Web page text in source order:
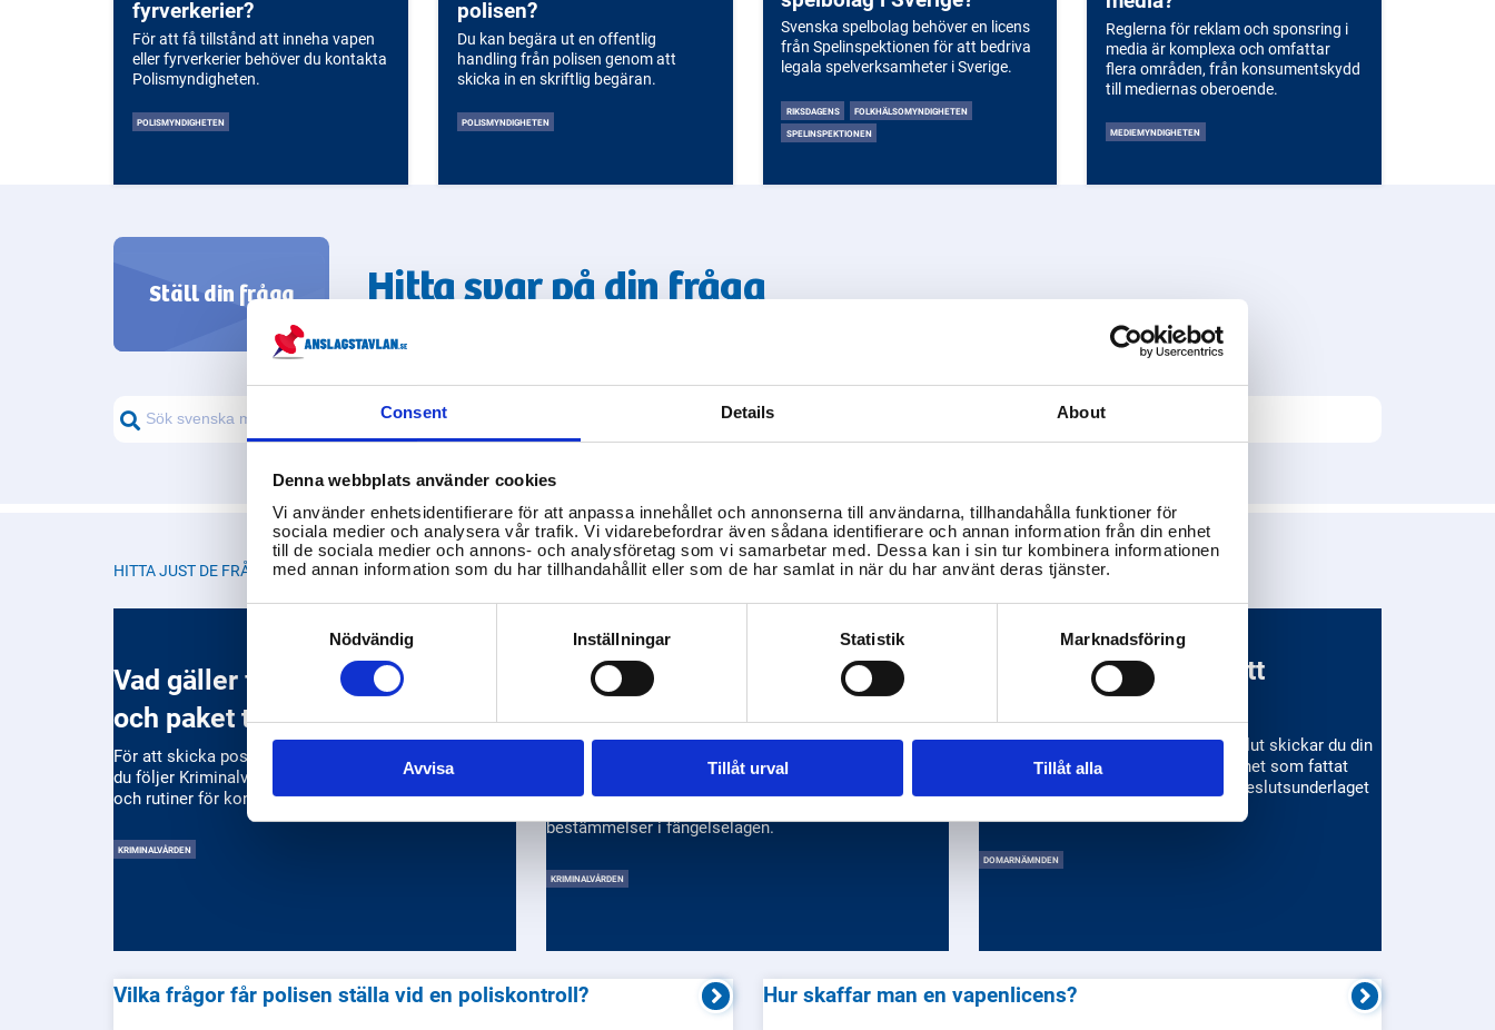
Consent Details About
Denna webbplats använder cookies
Vi använder enhetsidentifierare för att anpassa innehållet och annonserna till användarna, tillhandahålla funktioner för
sociala medier och analysera vår trafik. Vi vidarebefordrar även sådana identifierare och annan information från din enhet
till de sociala medier och annons- och analysföretag som vi samarbetar med. Dessa kan i sin tur kombinera informationen
med annan information som du har tillhandahållit eller som de har samlat in när du har använt deras tjänster.
Consent
Nödvändig Inställningar Statistik Marknadsföring
Avvisa Tillåt urval Tillåt alla
säkerställa en trygg och säker miljö
för alla.
fyrverkerier?
För att få tillstånd att inneha vapen
eller fyrverkerier behöver du kontakta
Polismyndigheten.
POLISMYNDIGHETEN
polisen?
Du kan begära ut en offentlig
handling från polisen genom att
skicka in en skriftlig begäran.
POLISMYNDIGHETEN
Svenska spelbolag behöver en licens
från Spelinspektionen för att bedriva
legala spelverksamheter i Sverige.
RIKSDAGENS
FOLKHÄLSOMYNDIGHETEN
SPELINSPEKTIONEN
Reglerna för reklam och sponsring i
media är komplexa och omfattar
flera områden, från konsumentskydd
till mediernas oberoende.
MEDIEMYNDIGHETEN
Ställ din fråga Hitta svar på din fråga
HITTA JUST DE FRÅGOR DU LETAR EFTER
Vad gäller för att skicka brev
och paket till en intagen
För att skicka post och paket till en intagen krävs att
du följer Kriminalvårdens specifika säkerhetsregler
och rutiner för kontroll av försändelser till anstalten.
KRIMINALVÅRDEN
Vilka regler gäller för att skicka
brev och paket till en intagen på
anstalt eller häkte?
Försändelser till intagna kontrolleras av anstalten för
bestämmelser i fängelselagen.
KRIMINALVÅRDEN
Hur överklagar man ett
myndighetsbeslut
För att överklaga ett myndighetsbeslut skickar du din
skriftliga överklagan till den myndighet som fattat
beslutet, vilket förklaras närmare i beslutsunderlaget
DOMARNÄMNDEN
Vilka frågor får polisen ställa vid en poliskontroll? Hur skaffar man en vapenlicens?